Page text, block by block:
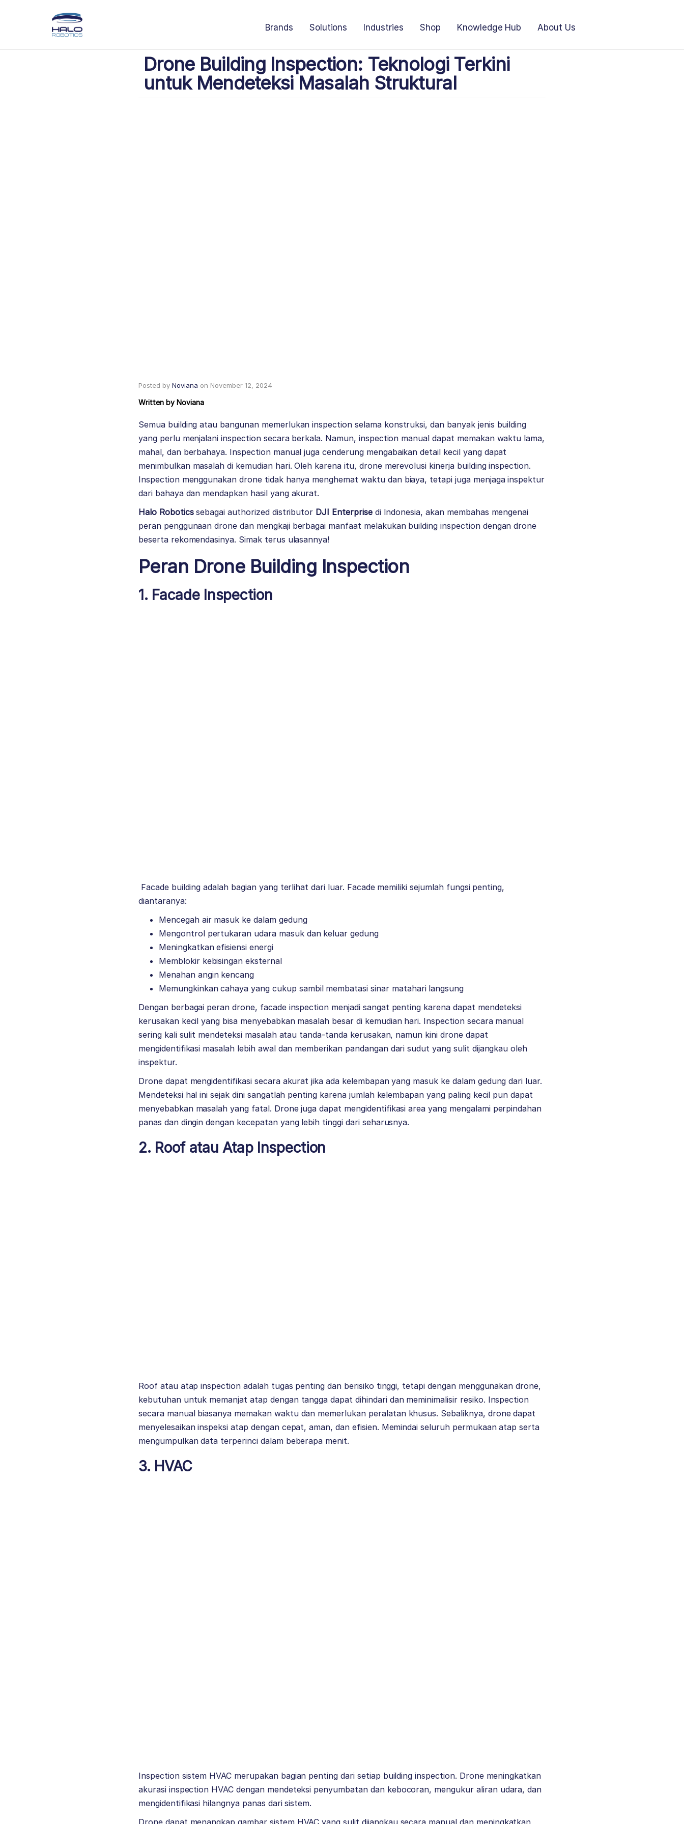
Brands Solutions Industries Shop Knowledge Hub About Us
Drone Building Inspection: Teknologi Terkini
untuk Mendeteksi Masalah Struktural
Posted by Noviana on November 12, 2024
Written by Noviana
Semua building atau bangunan memerlukan inspection selama konstruksi, dan banyak jenis building
yang perlu menjalani inspection secara berkala. Namun, inspection manual dapat memakan waktu lama,
mahal, dan berbahaya. Inspection manual juga cenderung mengabaikan detail kecil yang dapat
menimbulkan masalah di kemudian hari. Oleh karena itu, drone merevolusi kinerja building inspection.
Inspection menggunakan drone tidak hanya menghemat waktu dan biaya, tetapi juga menjaga inspektur
dari bahaya dan mendapkan hasil yang akurat.
Halo Roboticssebagai authorized distributor DJI Enterprisedi Indonesia, akan membahas mengenai
peran penggunaan drone dan mengkaji berbagai manfaat melakukan building inspection dengan drone
beserta rekomendasinya. Simak terus ulasannya!
Peran Drone Building Inspection
1. Facade Inspection
Facade building adalah bagian yang terlihat dari luar. Facade memiliki sejumlah fungsi penting,
diantaranya:
Mencegah air masuk ke dalam gedung
Mengontrol pertukaran udara masuk dan keluar gedung
Meningkatkan efisiensi energi
Memblokir kebisingan eksternal
Menahan angin kencang
Memungkinkan cahaya yang cukup sambil membatasi sinar matahari langsung
Dengan berbagai peran drone, facade inspection menjadi sangat penting karena dapat mendeteksi
kerusakan kecil yang bisa menyebabkan masalah besar di kemudian hari. Inspection secara manual
sering kali sulit mendeteksi masalah atau tanda-tanda kerusakan, namun kini drone dapat
mengidentifikasi masalah lebih awal dan memberikan pandangan dari sudut yang sulit dijangkau oleh
inspektur.
Drone dapat mengidentifikasi secara akurat jika ada kelembapan yang masuk ke dalam gedung dari luar.
Mendeteksi hal ini sejak dini sangatlah penting karena jumlah kelembapan yang paling kecil pun dapat
menyebabkan masalah yang fatal. Drone juga dapat mengidentifikasi area yang mengalami perpindahan
panas dan dingin dengan kecepatan yang lebih tinggi dari seharusnya.
2. Roof atau Atap Inspection
Roof atau atap inspection adalah tugas penting dan berisiko tinggi, tetapi dengan menggunakan drone,
kebutuhan untuk memanjat atap dengan tangga dapat dihindari dan meminimalisir resiko. Inspection
secara manual biasanya memakan waktu dan memerlukan peralatan khusus. Sebaliknya, drone dapat
menyelesaikan inspeksi atap dengan cepat, aman, dan efisien. Memindai seluruh permukaan atap serta
mengumpulkan data terperinci dalam beberapa menit.
3. HVAC
Inspection sistem HVAC merupakan bagian penting dari setiap building inspection. Drone meningkatkan
akurasi inspection HVAC dengan mendeteksi penyumbatan dan kebocoran, mengukur aliran udara, dan
mengidentifikasi hilangnya panas dari sistem.
Drone dapat menangkap gambar sistem HVAC yang sulit dijangkau secara manual dan meningkatkan